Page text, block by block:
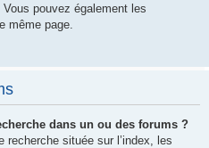
pouvez également les
même page.
dans un ou des forums ?
située sur l’index, les